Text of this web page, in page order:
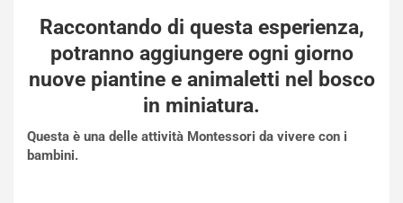
Raccontando di questa esperienza,
potranno aggiungere ogni giorno
nuove piantine e animaletti nel bosco
in miniatura.
Questa è una delle attività Montessori da vivere con i
bambini.